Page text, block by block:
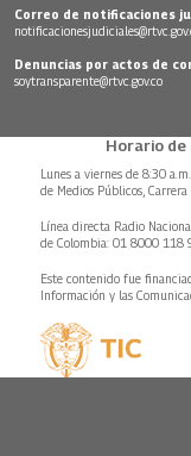
Correo de notificaciones
Denuncias por actos de
soytransparente@rtvc.gov.co
Horario
Lunes a viernes de 8:30
de Medios Públicos, Carrera
Línea directa Radio
de Colombia: 01 8000 118
Este contenido fue
Información y las